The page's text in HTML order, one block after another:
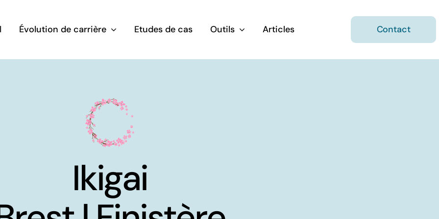
Évolution de carrière
mon retour rapide à
idéal grâce à l’ikigai
Etudes de cas Outils Articles Contact
Ikigai